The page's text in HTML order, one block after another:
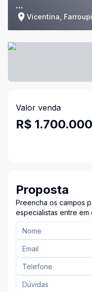
...
Vicentina,
Valor venda
R$
Proposta
Preencha os campos
especialistas entre em